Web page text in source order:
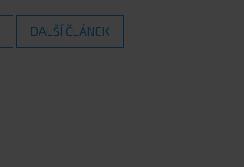
DALŠÍ ČLÁNEK